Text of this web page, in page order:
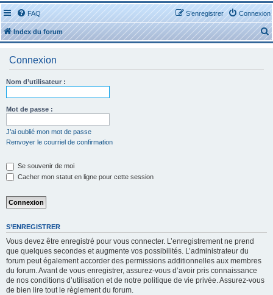
FAQ Connexion
S’enregistrer
Index du forum
e
Connexion
Nom d’utilisateur :
Mot de passe :
J’ai oublié mon mot de passe
Renvoyer le courriel de confirmation
Se souvenir de moi
Cacher mon statut en ligne pour cette session
S’ENREGISTRER
Vous devez être enregistré pour vous connecter. L’enregistrement ne prend
que quelques secondes et augmente vos possibilités. L’administrateur du
forum peut également accorder des permissions additionnelles aux membres
du forum. Avant de vous enregistrer, assurez-vous d’avoir pris connaissance
de nos conditions d’utilisation et de notre politique de vie privée. Assurez-vous
de bien lire tout le règlement du forum.